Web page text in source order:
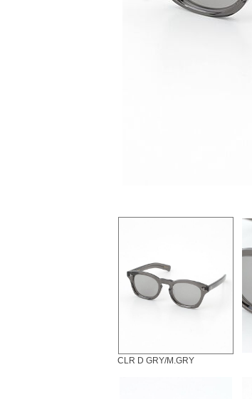
CLR D GRY/M.GRY